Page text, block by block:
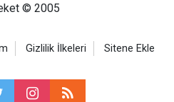
© 2005
Gizlilik İlkeleri Sitene Ekle